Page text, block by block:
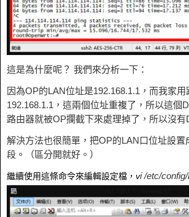
這是為什麼呢？ 我們來分析一下：
因為OP的LAN位址是192.168.1.1，而我家
192.168.1.1，這兩個位址重複了，所以這個
路由器就被OP攔截下來處理掉了，所以沒有
解決方法也很簡單，把OP的LAN口位址設置
段。（區分開就好。）
繼續使用這條命令來編輯設定檔， vi /etc/